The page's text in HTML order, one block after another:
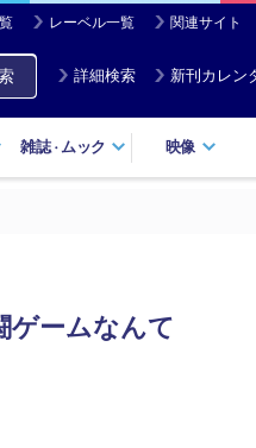
レーベル一覧 関連サイト
詳細検索 新刊カレン
雑誌・ ムック 映像
ゲームなんて